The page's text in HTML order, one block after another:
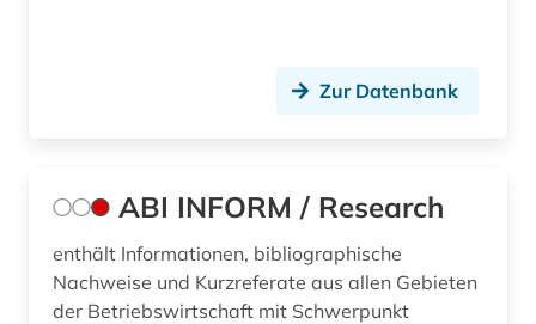
Zur Datenbank
ABI INFORM / Research
enthält Informationen, bibliographische
Nachweise und Kurzreferate aus allen Gebieten
der Betriebswirtschaft mit Schwerpunkt